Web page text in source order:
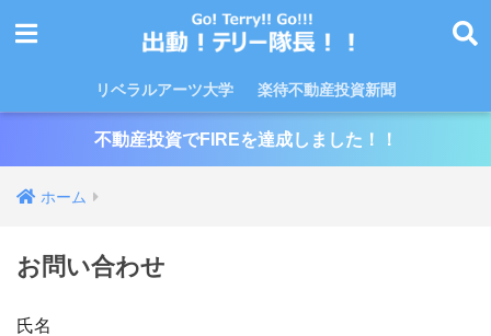
リベラルアーツ大学 楽待不動産投資新聞
不動産投資でFIREを達成しました！！
ホーム
お問い合わせ
氏名